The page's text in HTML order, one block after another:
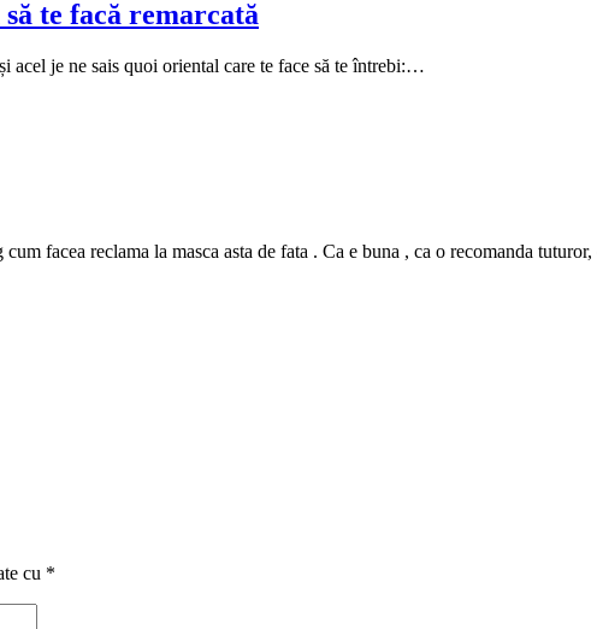
te facă remarcată
acel je ne sais quoi oriental care te face să te întrebi:…
facea reclama la masca asta de fata . Ca e buna , ca o recomanda
cu *